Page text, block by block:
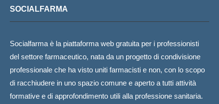
SOCIALFARMA
Socialfarma è la piattaforma web gratuita per i professionisti
del settore farmaceutico, nata da un progetto di condivisione
professionale che ha visto uniti farmacisti e non, con lo scopo
di racchiudere in uno spazio comune e aperto a tutti attività
formative e di approfondimento utili alla professione sanitaria.